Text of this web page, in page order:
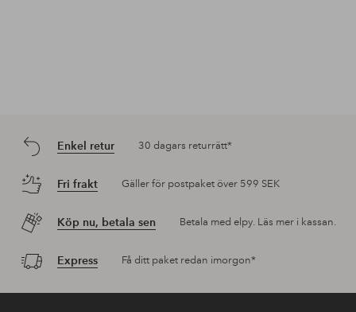
Enkel retur 30 dagars returrätt*
Fri frakt Gäller för postpaket över 599 SEK
Köp nu, betala sen Betala med elpy. Läs mer i kassan.
Express Få ditt paket redan imorgon*